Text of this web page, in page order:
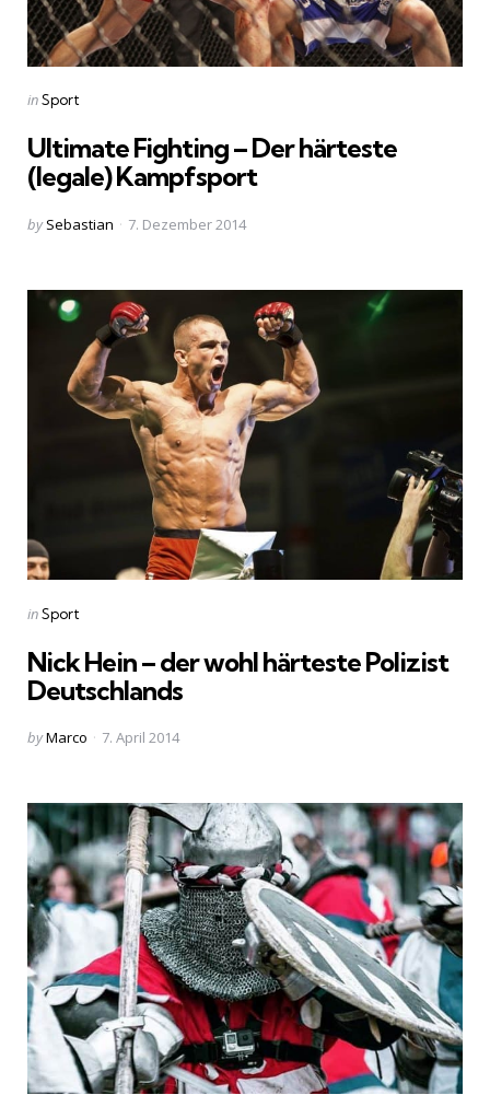
Categories
Posted
inSport
Ultimate Fighting – Der härteste
(legale) Kampfsport
Posted
by Sebastian 7. Dezember 2014
Categories
Posted
inSport
Nick Hein – der wohl härteste Polizist
Deutschlands
Posted
byMarco 7. April 2014